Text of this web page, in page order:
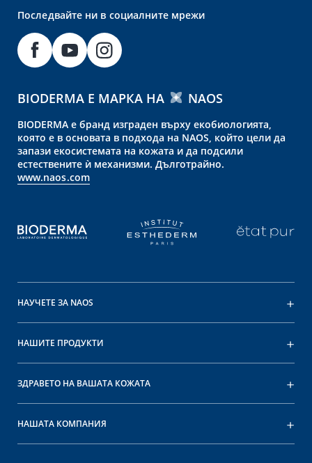
Последвайте ни в социалните мрежи
BIODERMA Е МАРКА НА NAOS
BIODERMA е бранд изграден върху екобиологията,
която е в основата в подхода на NAOS, който цели да
запази екосистемата на кожата и да подсили
естествените ѝ механизми. Дълготрайно.
www.naos.com
НАУЧЕТЕ ЗА NAOS
НАШИТЕ ПРОДУКТИ
ЗДРАВЕТО НА ВАШАТА КОЖАТА
НАШАТА КОМПАНИЯ